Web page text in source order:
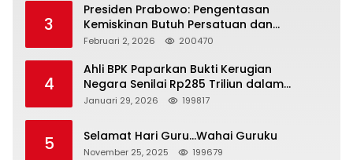
3
Presiden Prabowo: Pengentasan
Kemiskinan Butuh Persatuan dan
Kepemimpinan yang Bertanggung Jawab
Februari 2, 2026 200470
4
Ahli BPK Paparkan Bukti Kerugian
Negara Senilai Rp285 Triliun dalam
Persidangan Korupsi PT Pertamina
Januari 29, 2026 199817
5 Selamat Hari Guru…Wahai Guruku
November 25, 2025 199679